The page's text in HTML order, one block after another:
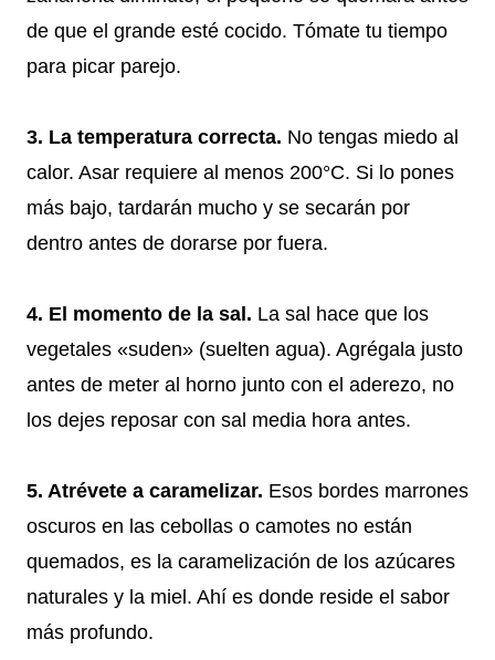
de que el grande esté cocido. Tómate tu tiempo
para picar parejo.
3. La temperatura correcta. No tengas miedo al
calor. Asar requiere al menos 200°C. Si lo pones
más bajo, tardarán mucho y se secarán por
dentro antes de dorarse por fuera.
4. El momento de la sal. La sal hace que los
vegetales «suden» (suelten agua). Agrégala justo
antes de meter al horno junto con el aderezo, no
los dejes reposar con sal media hora antes.
5. Atrévete a caramelizar. Esos bordes marrones
oscuros en las cebollas o camotes no están
quemados, es la caramelización de los azúcares
naturales y la miel. Ahí es donde reside el sabor
más profundo.